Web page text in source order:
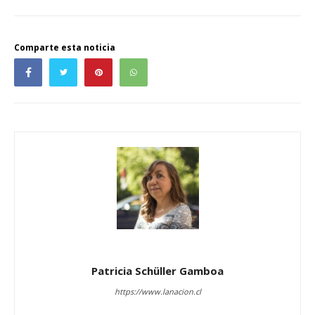
Comparte esta noticia
Patricia Schüller Gamboa
https://www.lanacion.cl